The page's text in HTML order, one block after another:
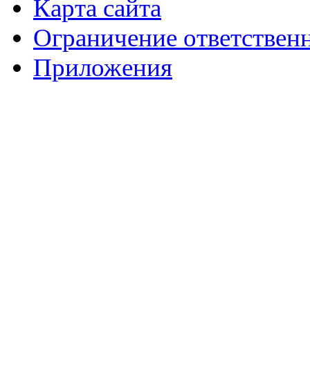
Карта сайта
Ограничение
Приложения